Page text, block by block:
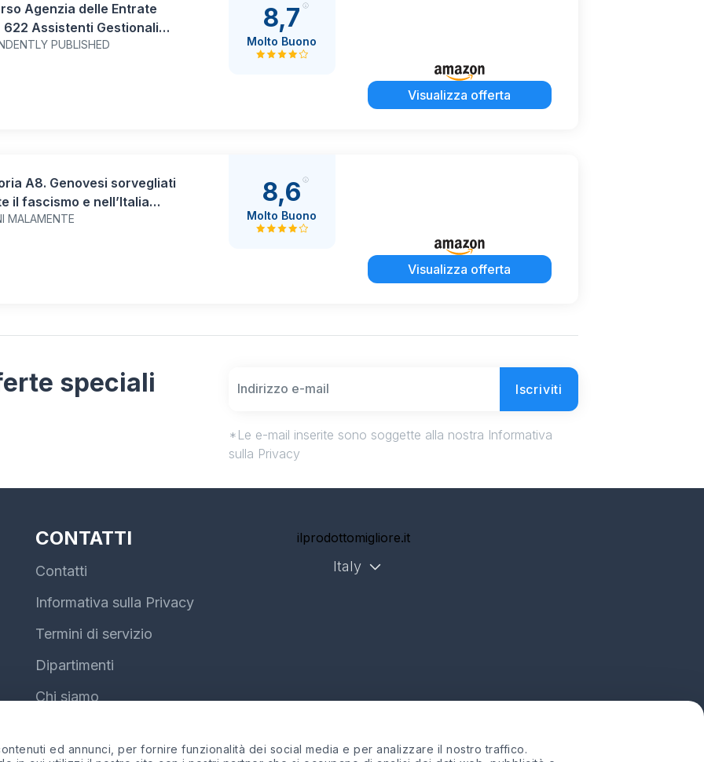
ed annunci, per fornire funzionalità dei social media e per analizzare il nostro traffico.
PUBLISHED
Agenzia delle Entrate
622 Assistenti Gestionali
Protette L. 68/1999):
8,7
Molto Buono
Visualizza offerta
MALAMENTE
A8. Genovesi sorvegliati
il fascismo e nell’Italia
8,6
Molto Buono
Visualizza offerta
speciali
Iscriviti
*Le e-mail inserite sono soggette alla nostra Informativa
sulla Privacy
CONTATTI
Contatti
Informativa sulla Privacy
Termini di servizio
Dipartimenti
Chi siamo
ilprodottomigliore.it
Italy